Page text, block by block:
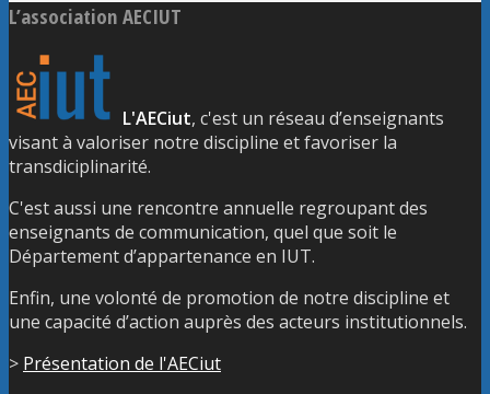
L’association AECIUT
L'AECiut, c'est un réseau d’enseignants
visant à valoriser notre discipline et favoriser la
transdiciplinarité.
C'est aussi une rencontre annuelle regroupant des
enseignants de communication, quel que soit le
Département d’appartenance en IUT.
Enfin, une volonté de promotion de notre discipline et
une capacité d’action auprès des acteurs institutionnels.
> Présentation de l'AECiut